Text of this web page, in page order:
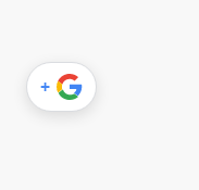
+